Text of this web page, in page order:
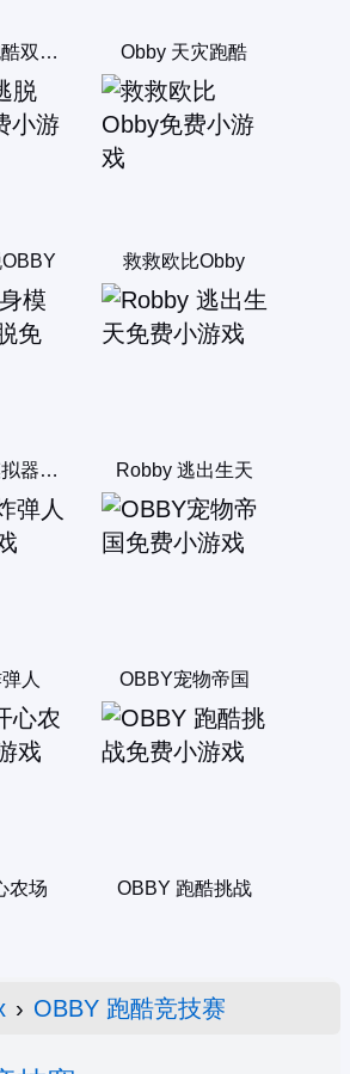
Obby健身跑酷双人版 Obby 天灾跑酷
救救欧比Obby
Obby健身模拟器：逃脱 Robby 逃出生天
人 OBBY宠物帝国
农场 OBBY 跑酷挑战
› OBBY 跑酷竞技赛